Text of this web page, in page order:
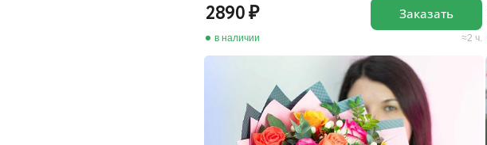
2890
в наличии 2 ч.
Заказать